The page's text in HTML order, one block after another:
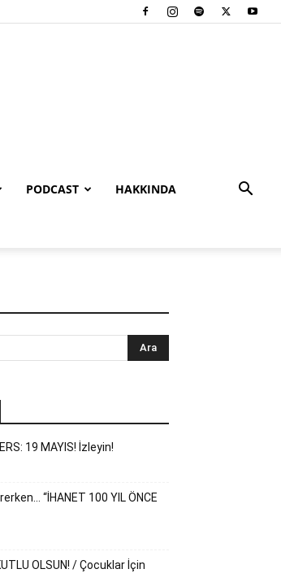
PODCAST HAKKINDA
19 MAYIS! İzleyin!
“İHANET 100 YIL ÖNCE
OLSUN! / Çocuklar İçin